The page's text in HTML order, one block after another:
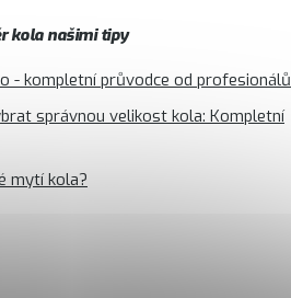
kola našimi tipy
- kompletní průvodce od profesionálů
správnou velikost kola: Kompletní
mytí kola?